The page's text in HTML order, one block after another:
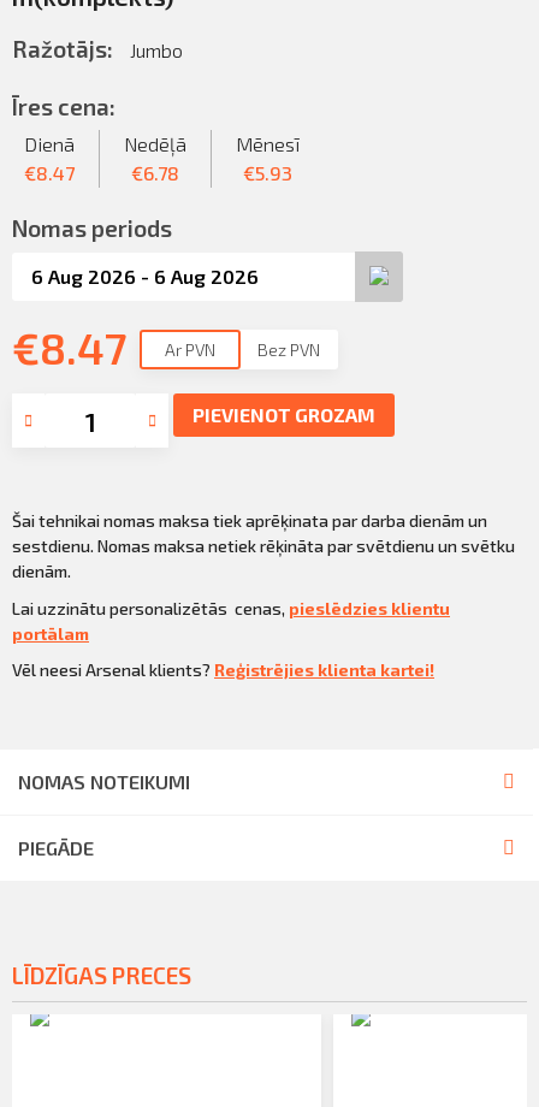
Iziet
Ražotājs: Jumbo
Īres cena:
Dienā
€8.47
Nedēļā
€6.78
Mēnesī
€5.93
Nomas periods
€8.47 Ar PVN Bez PVN
PIEVIENOT GROZAM
Šai tehnikai nomas maksa tiek aprēķinata par darba dienām un
sestdienu. Nomas maksa netiek rēķināta par svētdienu un svētku
dienām.
Lai uzzinātu personalizētās cenas, pieslēdzies klientu
portālam
Vēl neesi Arsenal klients? Reģistrējies klienta kartei!
NOMAS NOTEIKUMI
PIEGĀDE
LĪDZĪGAS PRECES